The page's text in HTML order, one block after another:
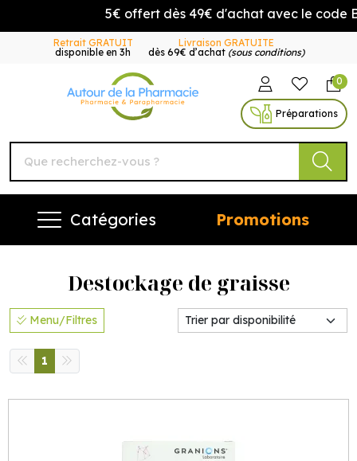
5€ offert dès 49€ d'achat avec le code
Retrait GRATUIT
disponible en 3h
Livraison GRATUITE
dès 69€ d’achat (sous conditions)
Autour de la Pharmacie
0
Préparations
Catégories Promotions
Destockage de graisse
Menu/Filtres
1